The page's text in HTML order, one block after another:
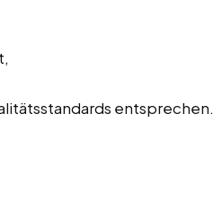
entsprechen.